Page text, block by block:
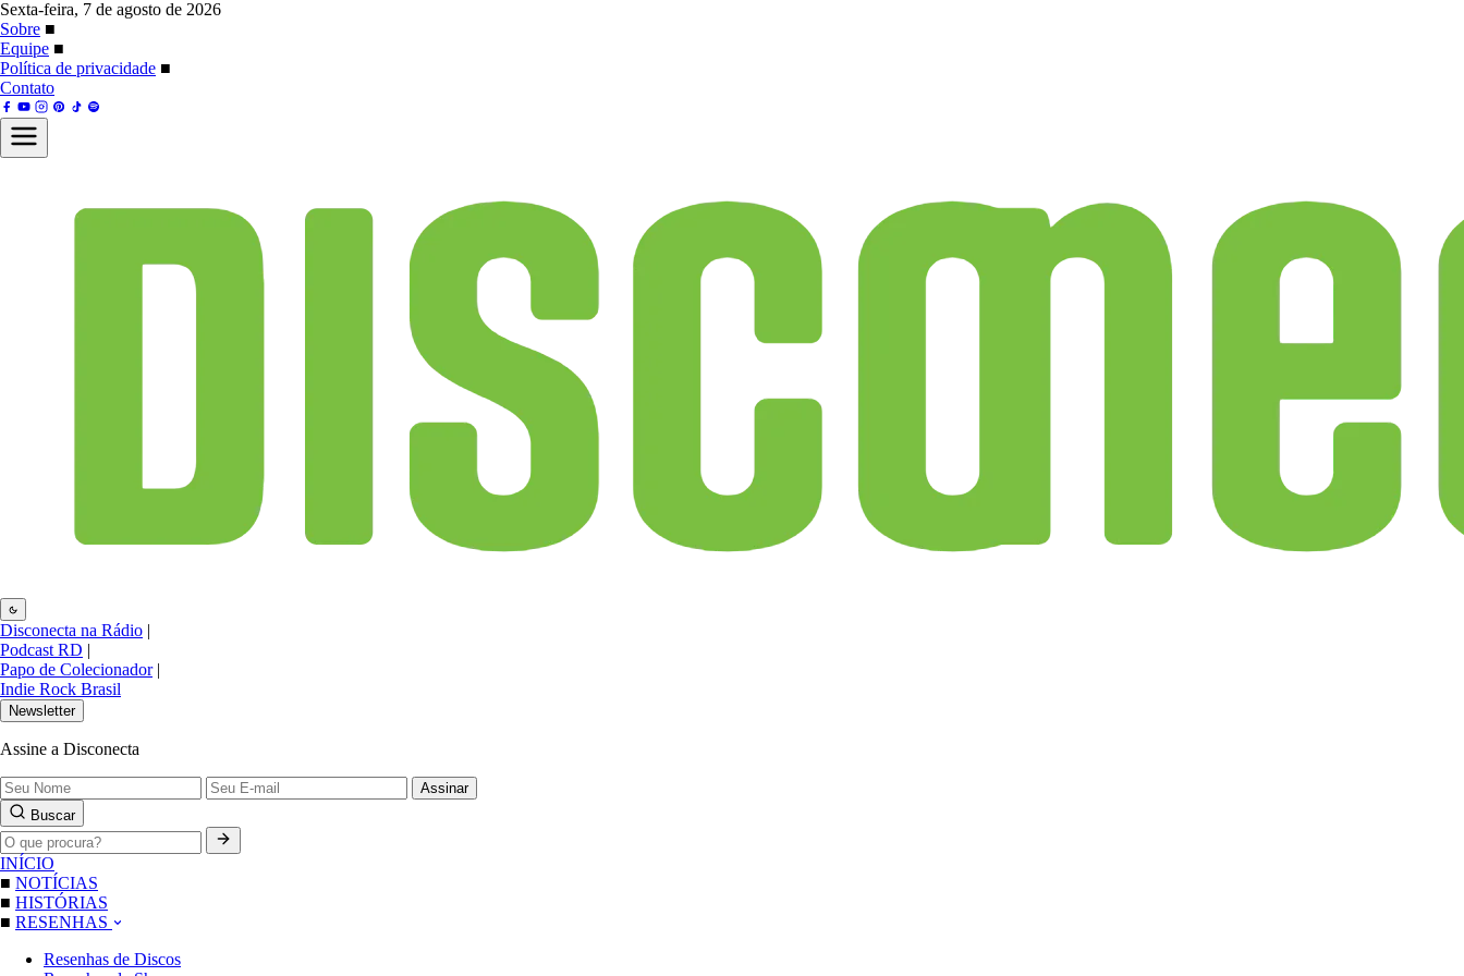
Sexta-feira, 7 de agosto de 2026
Sobre ■
Equipe ■
Política de privacidade ■
Contato
Disconecta na Rádio |
Podcast RD |
Papo de Colecionador |
Indie Rock Brasil
Newsletter
Assine a Disconecta
Assinar
Buscar
INÍCIO
■ NOTÍCIAS
■ HISTÓRIAS
■ RESENHAS
Resenhas de Discos